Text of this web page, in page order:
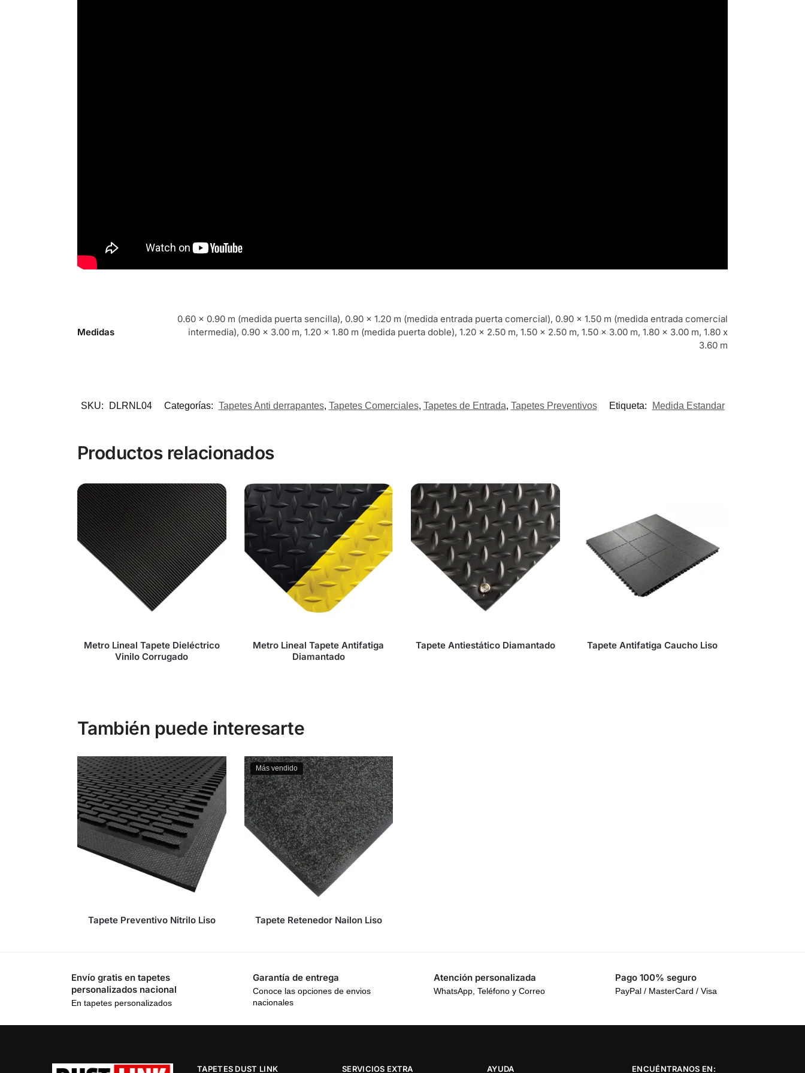
Medidas
0.60 x 0.90 m (medida puerta sencilla), 0.90 x 1.20 m (medida entrada puerta comercial), 0.90 x 1.50 m (medida entrada comercial
intermedia), 0.90 x 3.00 m, 1.20 x 1.80 m (medida puerta doble), 1.20 x 2.50 m, 1.50 x 2.50 m, 1.50 x 3.00 m, 1.80 x 3.00 m, 1.80 x
3.60 m
SKU: DLRNL04 Categorías: Tapetes Anti derrapantes, Tapetes Comerciales, Tapetes de Entrada, Tapetes Preventivos Etiqueta: Medida Estandar
Productos relacionados
Metro Lineal Tapete Dieléctrico
Vinilo Corrugado
Metro Lineal Tapete Antifatiga
Diamantado
Tapete Antiestático Diamantado Tapete Antifatiga Caucho Liso
También puede interesarte
Tapete Preventivo Nitrilo Liso
Más vendido
Tapete Retenedor Nailon Liso
Envío gratis en tapetes
personalizados nacional
En tapetes personalizados
Garantía de entrega
Conoce las opciones de envios
nacionales
Atención personalizada
WhatsApp, Teléfono y Correo
Pago 100% seguro
PayPal / MasterCard / Visa
TAPETES DUST LINK SERVICIOS EXTRA AYUDA ENCUÉNTRANOS EN: